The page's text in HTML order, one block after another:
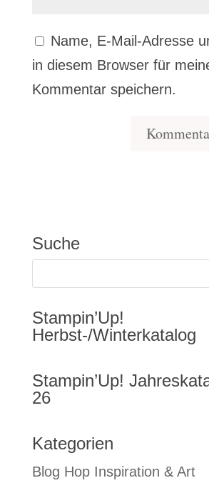
Name, E-Mail-Adresse
in diesem Browser für
Kommentar speichern.
Suche
Stampin’Up!
Herbst-/Winterkatalog
Stampin’Up!
26
Kategorien
Blog Hop Inspiration & Art